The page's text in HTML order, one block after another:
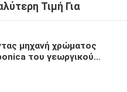
Τιμή Για
μηχανή χρώματος
του γεωργικού